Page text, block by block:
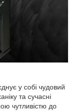
у собі чудовий
та сучасні
чутливістю до